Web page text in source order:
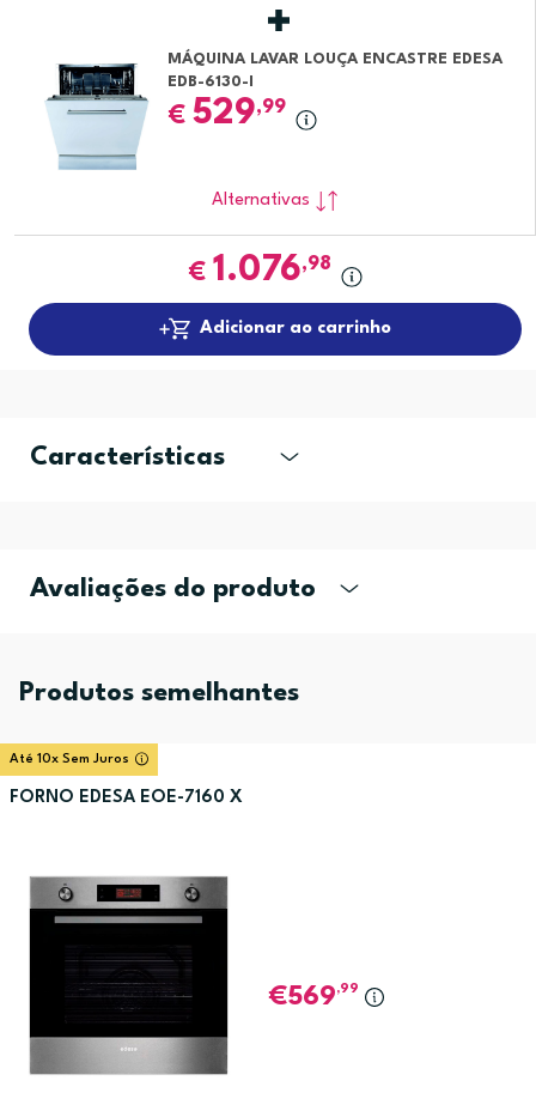
MÁQUINA LAVAR LOUÇA ENCASTRE EDESA
EDB-6130-I
€ 529,99
Alternativas
€ 1.076,98
Adicionar ao carrinho
Características
Avaliações do produto
Produtos semelhantes
Até 10x Sem Juros
FORNO EDESA EOE-7160 X
569,99